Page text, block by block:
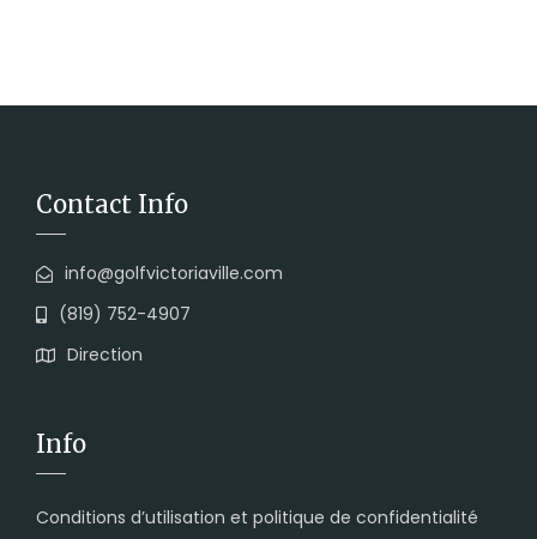
Contact Info
info@golfvictoriaville.com
(819) 752-4907
Direction
Info
Conditions d’utilisation et politique de confidentialité